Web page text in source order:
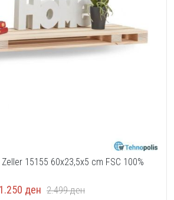
15155 60x23,5x5 cm FSC 100%
1.250 ден 2.499ден